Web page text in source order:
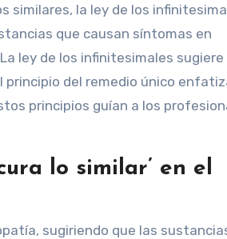
similares, la ley de los
que causan síntomas en
ley de los infinitesimales sugiere
del remedio único
principios guían a los
lo similar’ en el
sugiriendo que las